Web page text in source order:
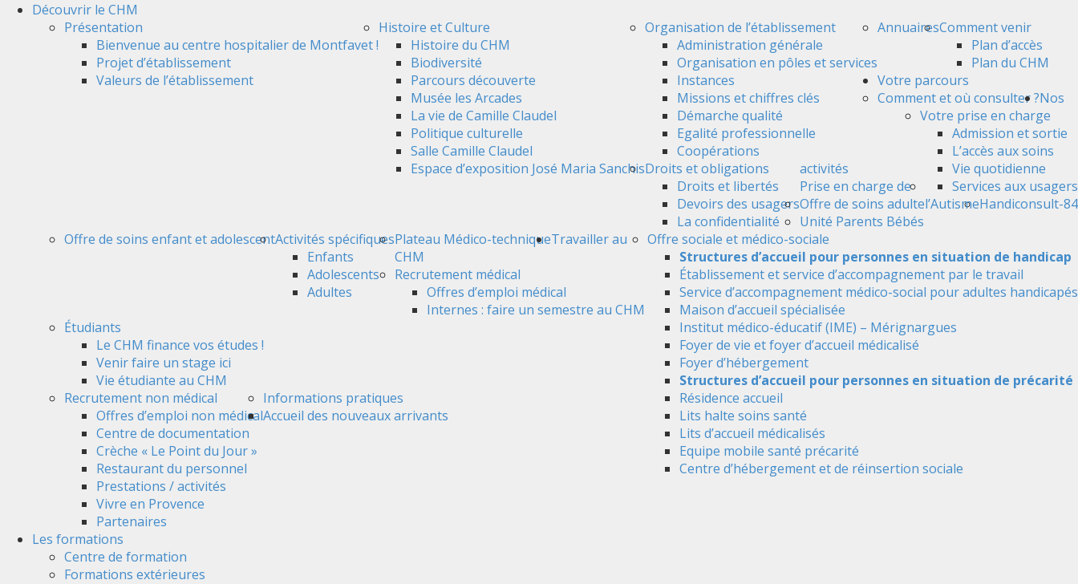
Julien
Découvrir le CHM
Présentation
Bienvenue au centre hospitalier de Montfavet !
Projet d’établissement
Valeurs de l’établissement
Histoire et Culture
Histoire du CHM
Biodiversité
Parcours découverte
Musée les Arcades
La vie de Camille Claudel
Politique culturelle
Salle Camille Claudel
Espace d’exposition José Maria Sanchis
Organisation de l’établissement
Administration générale
Organisation en pôles et services
Instances
Missions et chiffres clés
Démarche qualité
Egalité professionnelle
Coopérations
AnnuairesComment venir
Plan d’accès
Plan du CHM
Votre parcours
Comment et où consulter ?
Votre prise en charge
Admission et sortie
L’accès aux soins
Vie quotidienne
Services aux usagers
Droits et obligations
Droits et libertés
Devoirs des usagers
La confidentialité
Nos
activités
Offre de soins adulte
Handiconsult-84
Offre sociale et médico-sociale
Structures d’accueil pour personnes en situation de handicap
Établissement et service d’accompagnement par le travail
Service d’accompagnement médico-social pour adultes handicapés
Maison d’accueil spécialisée
Institut médico-éducatif (IME) – Mérignargues
Foyer de vie et foyer d’accueil médicalisé
Foyer d’hébergement
Structures d’accueil pour personnes en situation de précarité
Résidence accueil
Lits halte soins santé
Lits d’accueil médicalisés
Equipe mobile santé précarité
Centre d’hébergement et de réinsertion sociale
Offre de soins enfant et adolescentActivités spécifiques
Enfants
Adolescents
Adultes
Plateau Médico-technique
Prise en charge de
l’Autisme
Unité Parents Bébés
Travailler au
CHM
Recrutement médical
Offres d’emploi médical
Internes : faire un semestre au CHM
Étudiants
Le CHM finance vos études !
Venir faire un stage ici
Vie étudiante au CHM
Recrutement non médical
Offres d’emploi non médical
Informations pratiques
Accueil des nouveaux arrivants
Centre de documentation
Crèche « Le Point du Jour »
Restaurant du personnel
Prestations / activités
Vivre en Provence
Partenaires
Les formations
Centre de formation
Formations extérieures